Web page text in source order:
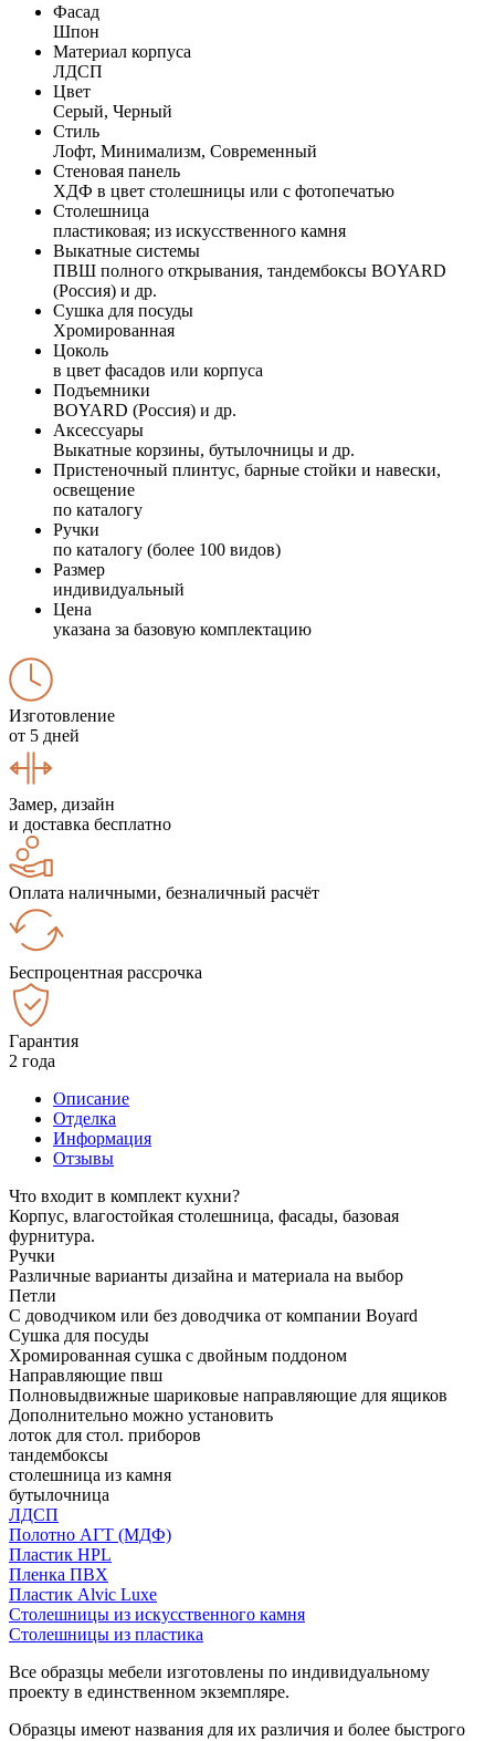
Фасад
Шпон
Материал корпуса
ЛДСП
Цвет
Серый, Черный
Стиль
Лофт, Минимализм, Современный
Стеновая панель
ХДФ в цвет столешницы или с фотопечатью
Столешница
пластиковая; из искусственного камня
Выкатные системы
ПВШ полного открывания, тандембоксы BOYARD
(Россия) и др.
Сушка для посуды
Хромированная
Цоколь
в цвет фасадов или корпуса
Подъемники
BOYARD (Россия) и др.
Аксессуары
Выкатные корзины, бутылочницы и др.
Пристеночный плинтус, барные стойки и навески,
освещение
по каталогу
Ручки
по каталогу (более 100 видов)
Размер
индивидуальный
Цена
указана за базовую комплектацию
Изготовление
от 5 дней
Замер, дизайн
и доставка бесплатно
Оплата наличными, безналичный расчёт
Беспроцентная рассрочка
Гарантия
2 года
Описание
Отделка
Информация
Отзывы
Что входит в комплект кухни?
Корпус, влагостойкая столешница, фасады, базовая
фурнитура.
Ручки
Различные варианты дизайна и материала на выбор
Петли
С доводчиком или без доводчика от компании Boyard
Сушка для посуды
Хромированная сушка с двойным поддоном
Направляющие пвш
Полновыдвижные шариковые направляющие для ящиков
Дополнительно можно установить
лоток для стол. приборов
тандембоксы
столешница из камня
бутылочница
ЛДСП
Полотно АГТ (МДФ)
Пластик HPL
Пленка ПВХ
Пластик Alvic Luxe
Столешницы из искусственного камня
Столешницы из пластика
Все образцы мебели изготовлены по индивидуальному
проекту в единственном экземпляре.
Образцы имеют названия для их различия и более быстрого